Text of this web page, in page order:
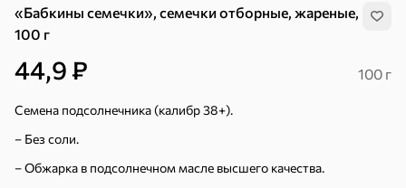
«Бабкины семечки», семечки отборные, жареные,
100 г
44,9 ₽ 100 г
Семена подсолнечника (калибр 38+).
– Без соли.
– Обжарка в подсолнечном масле высшего качества.